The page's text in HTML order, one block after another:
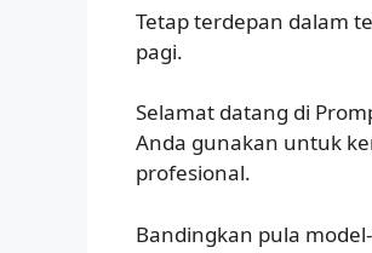
Tetap terdepan dalam
pagi.
Selamat datang di
Anda gunakan untuk
profesional.
Bandingkan pula